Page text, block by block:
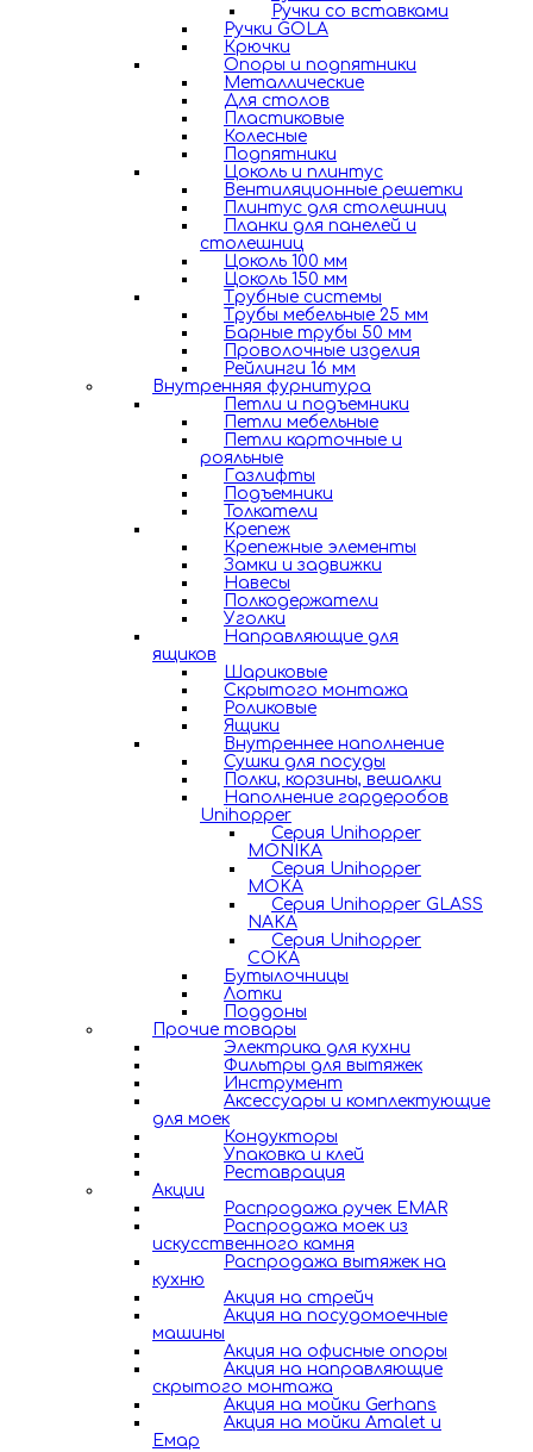
Ручки со вставками
Ручки GOLA
Крючки
Опоры и подпятники
Металлические
Для столов
Пластиковые
Колесные
Подпятники
Цоколь и плинтус
Вентиляционные решетки
Плинтус для столешниц
Планки для панелей и
столешниц
Цоколь 100 мм
Цоколь 150 мм
Трубные системы
Трубы мебельные 25 мм
Барные трубы 50 мм
Проволочные изделия
Рейлинги 16 мм
Внутренняя фурнитура
Петли и подъемники
Петли мебельные
Петли карточные и
рояльные
Газлифты
Подъемники
Толкатели
Крепеж
Крепежные элементы
Замки и задвижки
Навесы
Полкодержатели
Уголки
Направляющие для
ящиков
Шариковые
Скрытого монтажа
Роликовые
Ящики
Внутреннее наполнение
Сушки для посуды
Полки, корзины, вешалки
Наполнение гардеробов
Unihopper
Серия Unihopper
MONIKA
Серия Unihopper
MOKA
Серия Unihopper GLASS
NAKA
Серия Unihopper
COKA
Бутылочницы
Лотки
Поддоны
Прочие товары
Электрика для кухни
Фильтры для вытяжек
Инструмент
Аксессуары и комплектующие
для моек
Кондукторы
Упаковка и клей
Реставрация
Акции
Распродажа ручек EMAR
Распродажа моек из
искусственного камня
Распродажа вытяжек на
кухню
Акция на стрейч
Акция на посудомоечные
машины
Акция на офисные опоры
Акция на направляющие
скрытого монтажа
Акция на мойки Gerhans
Акция на мойки Amalet и
Емар